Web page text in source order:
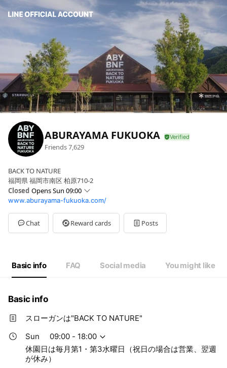
ABURAYAMA FUKUOKA
Friends7,629
BACK TO NATURE
福岡県 福岡市南区 柏原710-2
Closed Opens Sun 09:00
Sun09:00 - 18:00
Mon09:00 - 18:00
Tue09:00 - 18:00
Wed09:00 - 18:00
09:00 - 18:00
休園日は毎月第1・第3水曜日（祝日の場合は営業、翌週が休み）
www.aburayama-fukuoka.com/
Chat Reward cards Posts
Basic info FAQ Social media You might like
Basic info
スローガンは"BACK TO NATURE"
Sun
09:00 - 18:00
休園日は毎月第1・第3水曜日（祝日の場合は営業、翌週
が休み）